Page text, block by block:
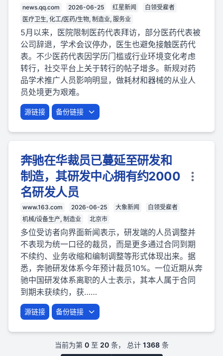
news.qq.com 2026-06-25 红星新闻
白领受雇者
医疗卫生, 化工/医药/生物, 制造业, 服务业
5月以来，医院限制医药代表拜访，部分医药代表被
公司辞退，学术会议停办，医生也避免接触医药代
表。不少医药代表因学历门槛或行业环境变化考虑
转行，社交平台上关于转行的帖子增多。新规对药
品学术推广人员影响明显，做耗材和器械的从业人
员处境更为艰难。
源链接 备份链接
奔驰在华裁员已蔓延至研发和
制造，其研发中心拥有约2000
名研发人员
www.163.com 2026-06-25 大象新闻
白领受雇者
机械/设备生产, 制造业
北京市
多位受访者向界面新闻表示，研发端的人员调整并
不表现为统一口径的裁员，而是更多通过合同到期
不续约、业务收缩和编制调整等形式体现出来。据
悉，奔驰研发体系今年预计裁员10%。一位近期从奔
驰中国研发体系离职的人士表示，其本人属于合同
到期未获续约，获……
源链接 备份链接
当前为第 0至 20条， 总计 1368条